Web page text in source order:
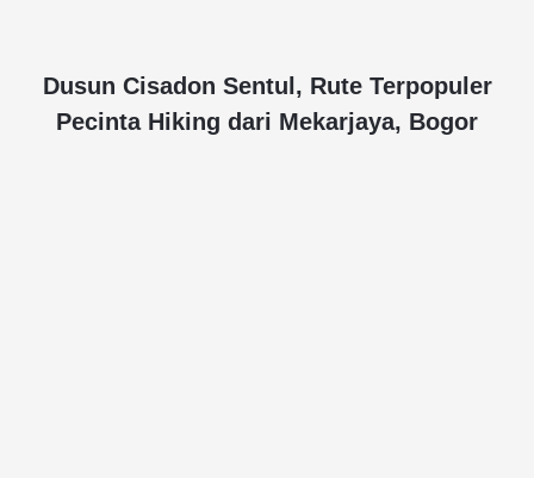
Dusun Cisadon Sentul, Rute Terpopuler
Pecinta Hiking dari Mekarjaya, Bogor